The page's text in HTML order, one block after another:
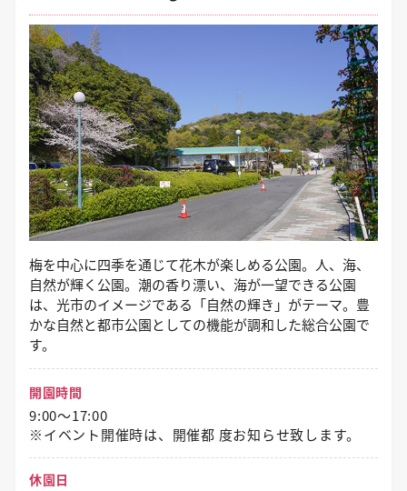
梅を中心に四季を通じて花木が楽しめる公園。人、海、
自然が輝く公園。潮の香り漂い、海が一望できる公園
は、光市のイメージである「自然の輝き」がテーマ。豊
かな自然と都市公園としての機能が調和した総合公園で
す。
開園時間
9:00～17:00
※イベント開催時は、開催都 度お知らせ致します。
休園日